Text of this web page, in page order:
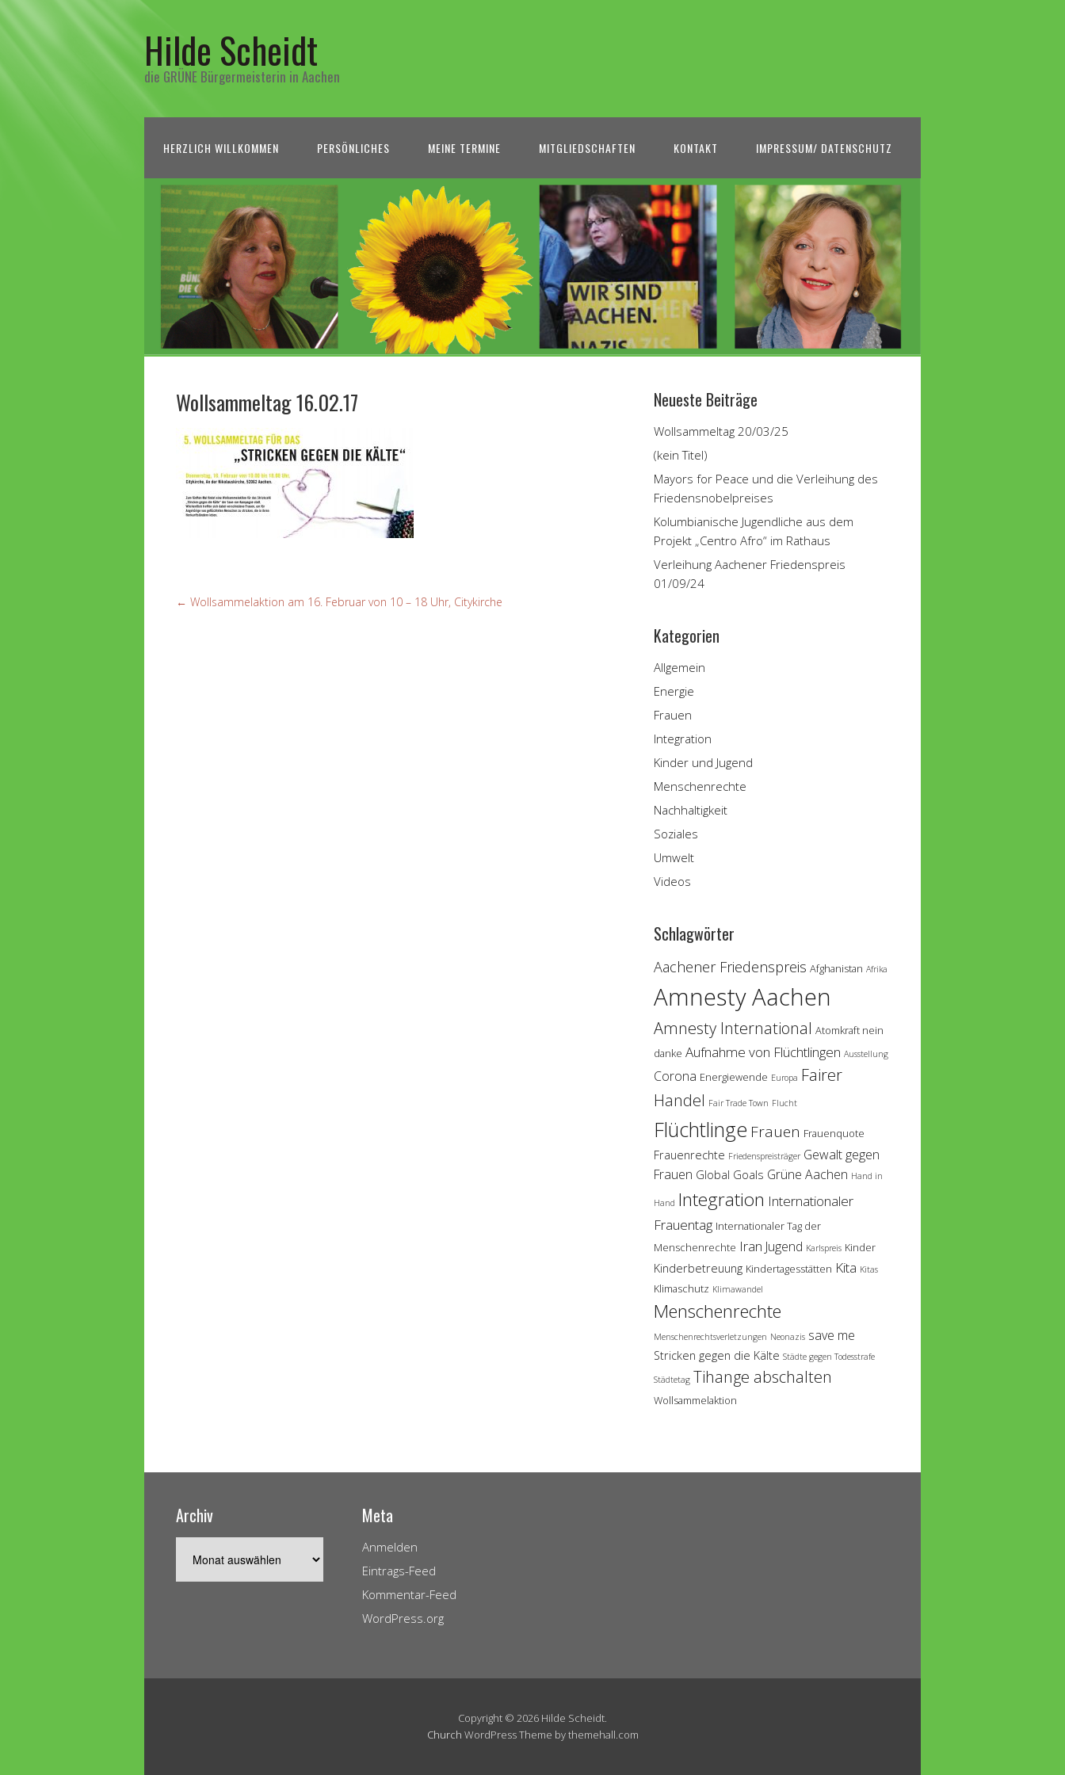
Hilde Scheidt
die GRÜNE Bürgermeisterin in Aachen
HERZLICH WILLKOMMEN PERSÖNLICHES MEINE TERMINE MITGLIEDSCHAFTEN KONTAKT IMPRESSUM/ DATENSCHUTZ
Wollsammeltag 16.02.17
← Wollsammelaktion am 16. Februar von 10 – 18 Uhr, Citykirche
Neueste Beiträge
Wollsammeltag 20/03/25
(kein Titel)
Mayors for Peace und die Verleihung des
Friedensnobelpreises
Kolumbianische Jugendliche aus dem
Projekt „Centro Afro“ im Rathaus
Verleihung Aachener Friedenspreis
01/09/24
Kategorien
Allgemein
Energie
Frauen
Integration
Kinder und Jugend
Menschenrechte
Nachhaltigkeit
Soziales
Umwelt
Videos
Schlagwörter
Aachener Friedenspreis Afghanistan Afrika
Amnesty Aachen
Amnesty International Atomkraft nein
danke Aufnahme von Flüchtlingen Ausstellung
Corona Energiewende Europa Fairer
Handel Fair Trade Town Flucht
Flüchtlinge Frauen Frauenquote
Frauenrechte Friedenspreisträger Gewalt gegen
Frauen Global Goals Grüne Aachen Hand in
Hand Integration Internationaler
Frauentag Internationaler Tag der
Menschenrechte Iran Jugend Karlspreis Kinder
Kinderbetreuung Kindertagesstätten Kita Kitas
Klimaschutz Klimawandel
Menschenrechte
Menschenrechtsverletzungen Neonazis save me
Stricken gegen die Kälte Städte gegen Todesstrafe
Städtetag Tihange abschalten
Wollsammelaktion
Archiv Meta
Anmelden
Eintrags-Feed
Kommentar-Feed
WordPress.org
Copyright © 2026 Hilde Scheidt.
Church WordPress Theme by themehall.com